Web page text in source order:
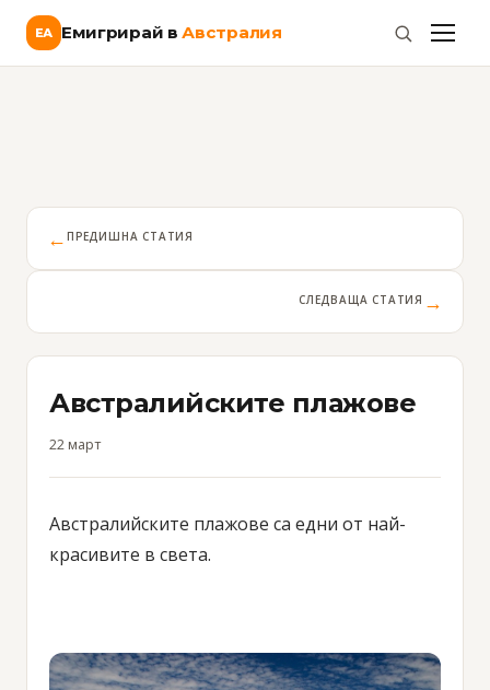
ЕА Емигрирай вАвстралия
← ПРЕДИШНА СТАТИЯ
СЛЕДВАЩА СТАТИЯ →
Австралийските плажове
22 март
Австралийските плажове са едни от най-
красивите в света.